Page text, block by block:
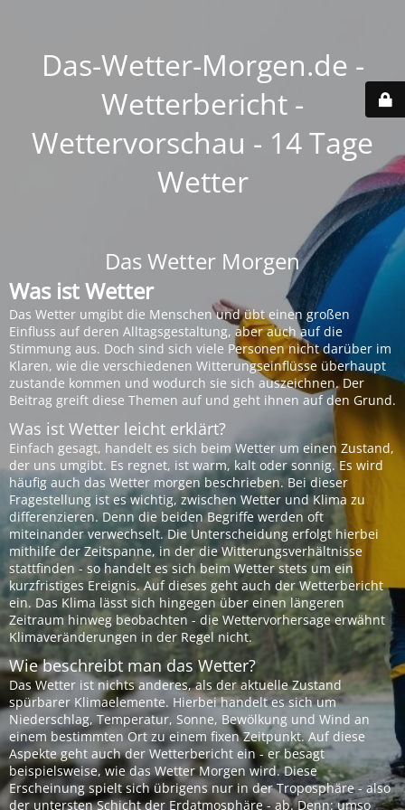
Das-Wetter-Morgen.de -
Wetterbericht -
Wettervorschau - 14 Tage
Wetter
Das Wetter Morgen
Was ist Wetter
Das Wetter umgibt die Menschen und übt einen großen
Einfluss auf deren Alltagsgestaltung, aber auch auf die
Stimmung aus. Doch sind sich viele Personen nicht darüber im
Klaren, wie die verschiedenen Witterungseinflüsse überhaupt
zustande kommen und wodurch sie sich auszeichnen. Der
Beitrag greift diese Themen auf und geht ihnen auf den Grund.
Was ist Wetter leicht erklärt?
Einfach gesagt, handelt es sich beim Wetter um einen Zustand,
der uns umgibt. Es regnet, ist warm, kalt oder sonnig. Es wird
häufig auch das Wetter morgen beschrieben. Bei dieser
Fragestellung ist es wichtig, zwischen Wetter und Klima zu
differenzieren. Denn die beiden Begriffe werden oft
miteinander verwechselt. Die Unterscheidung erfolgt hierbei
mithilfe der Zeitspanne, in der die Witterungsverhältnisse
stattfinden - so handelt es sich beim Wetter stets um ein
kurzfristiges Ereignis. Auf dieses geht auch der Wetterbericht
ein. Das Klima lässt sich hingegen über einen längeren
Zeitraum hinweg beobachten - die Wettervorhersage erwähnt
Klimaveränderungen in der Regel nicht.
Wie beschreibt man das Wetter?
Das Wetter ist nichts anderes, als der aktuelle Zustand
spürbarer Klimaelemente. Hierbei handelt es sich um
Niederschlag, Temperatur, Sonne, Bewölkung und Wind an
einem bestimmten Ort zu einem fixen Zeitpunkt. Auf diese
Aspekte geht auch der Wetterbericht ein - er besagt
beispielsweise, wie das Wetter Morgen wird. Diese
Erscheinung spielt sich übrigens nur in der Troposphäre - also
der untersten Schicht der Erdatmosphäre - ab. Denn: umso